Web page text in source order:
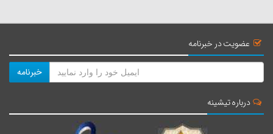
عضویت در خبرنامه
خبرنامه
درباره تیشینه